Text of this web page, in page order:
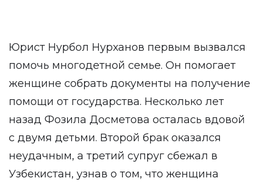
Юрист Нурбол Нурханов первым вызвался
помочь многодетной семье. Он помогает
женщине собрать документы на получение
помощи от государства. Несколько лет
назад Фозила Досметова осталась вдовой
с двумя детьми. Второй брак оказался
неудачным, а третий супруг сбежал в
Узбекистан, узнав о том, что женщина